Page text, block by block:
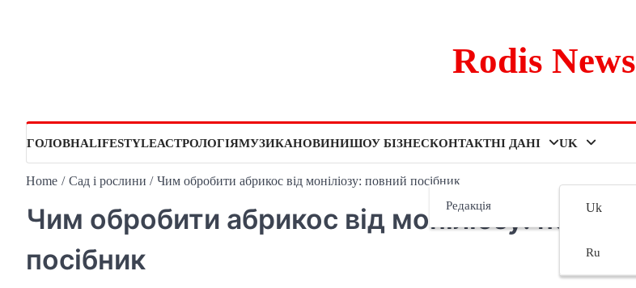
Rodis News
ГОЛОВНАLIFESTYLEАСТРОЛОГІЯМУЗИКАНОВИНИШОУ БІЗНЕСКОНТАКТНІ ДАНІ
Редакція
UK
Uk
Ru
Home Сад і рослини Чим обробити абрикос від моніліозу: повний посібник
Чим обробити абрикос від моніліозу: повний
посібник